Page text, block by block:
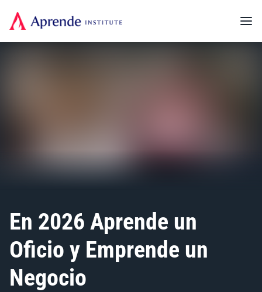
En 2026 Aprende un
Oficio y Emprende un
Negocio